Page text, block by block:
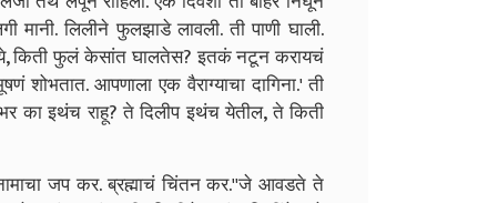
मानी. लिलीने फुलझाडे लावली. ती पाणी घाली.
,किती फुलं केसांत घालतेस?इतकं नटून करायचं
शोभतात. आपणाला एक वैराग्याचा दागिना.'ती
का इथंच राहू?ते दिलीप इथंच येतील,ते किती
जप कर. ब्रह्माचं चिंतन कर.''जे आवडते ते